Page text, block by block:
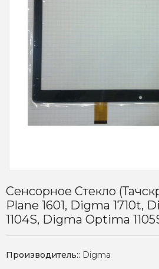
Сенсорное Стекло
Plane 1601, Digma 1710t,
1104S, Digma Optima
Производитель:: Digma